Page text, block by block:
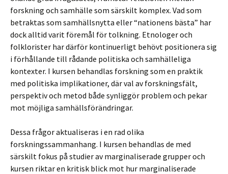
forskning och samhälle som särskilt komplex. Vad som
betraktas som samhällsnytta eller “nationens bästa” har
dock alltid varit föremål för tolkning. Etnologer och
folklorister har därför kontinuerligt behövt positionera sig
i förhållande till rådande politiska och samhälleliga
kontexter. I kursen behandlas forskning som en praktik
med politiska implikationer, där val av forskningsfält,
perspektiv och metod både synliggör problem och pekar
mot möjliga samhällsförändringar.
Dessa frågor aktualiseras i en rad olika
forskningssammanhang. I kursen behandlas de med
särskilt fokus på studier av marginaliserade grupper och
kursen riktar en kritisk blick mot hur marginaliserade